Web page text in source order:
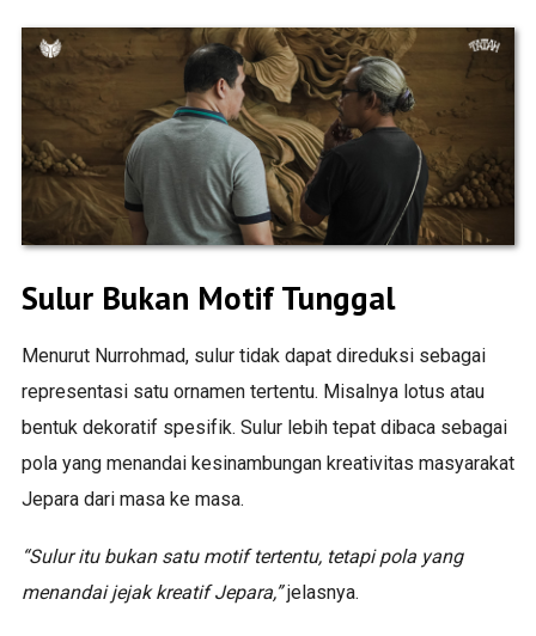
Sulur Bukan Motif Tunggal
Menurut Nurrohmad, sulur tidak dapat direduksi sebagai
representasi satu ornamen tertentu. Misalnya lotus atau
bentuk dekoratif spesifik. Sulur lebih tepat dibaca sebagai
pola yang menandai kesinambungan kreativitas masyarakat
Jepara dari masa ke masa.
“Sulur itu bukan satu motif tertentu, tetapi pola yang
menandai jejak kreatif Jepara,”jelasnya.